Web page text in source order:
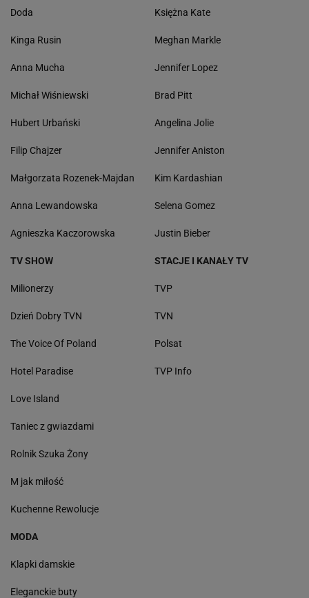
Doda
Kinga Rusin
Anna Mucha
Michał Wiśniewski
Hubert Urbański
Filip Chajzer
Małgorzata Rozenek-Majdan
Anna Lewandowska
Agnieszka Kaczorowska
Księżna Kate
Meghan Markle
Jennifer Lopez
Brad Pitt
Angelina Jolie
Jennifer Aniston
Kim Kardashian
Selena Gomez
Justin Bieber
TV SHOW
Milionerzy
Dzień Dobry TVN
The Voice Of Poland
Hotel Paradise
Love Island
Taniec z gwiazdami
Rolnik Szuka Żony
M jak miłość
Kuchenne Rewolucje
STACJE I KANAŁY TV
TVP
TVN
Polsat
TVP Info
MODA
Klapki damskie
Eleganckie buty